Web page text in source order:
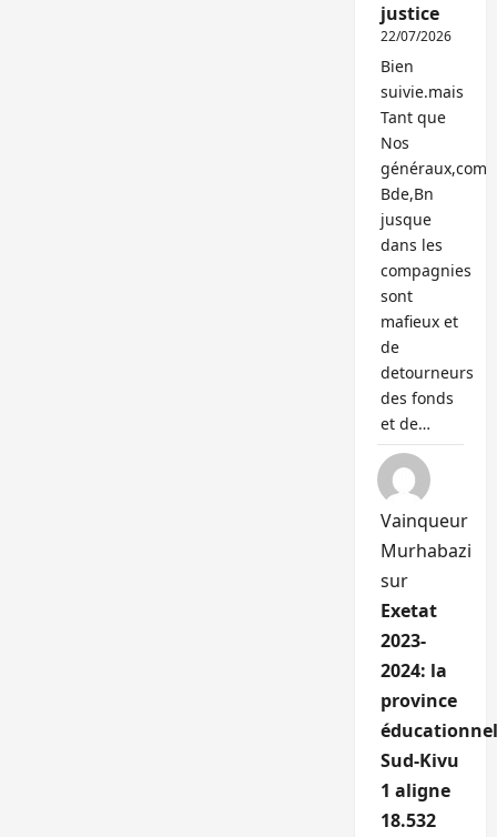
justice
22/07/2026
Bien
suivie.mais
Tant que
Nos
généraux,com
Bde,Bn
jusque
dans les
compagnies
sont
mafieux et
de
detourneurs
des fonds
et de…
Vainqueur
Murhabazi
sur
Exetat
2023-
2024: la
province
Sud-Kivu
1 aligne
18.532